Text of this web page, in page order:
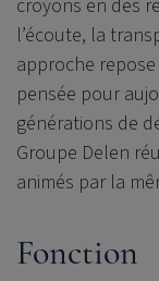
croyons en des
l’écoute, la
approche
pensée pour
générations de
Groupe Delen
animés par la
Fonction